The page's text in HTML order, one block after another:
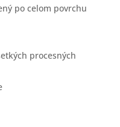
po celom povrchu
procesných